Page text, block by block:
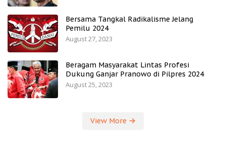
Bersama Tangkal Radikalisme Jelang
Pemilu 2024
August 27, 2023
Beragam Masyarakat Lintas Profesi
Dukung Ganjar Pranowo di Pilpres 2024
August 25, 2023
View More